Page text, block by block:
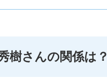
樹さんの関係は？